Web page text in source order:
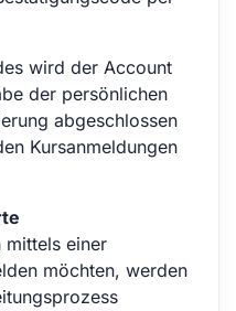
wird der Account
der persönlichen
abgeschlossen
Kursanmeldungen
mittels einer
möchten, werden